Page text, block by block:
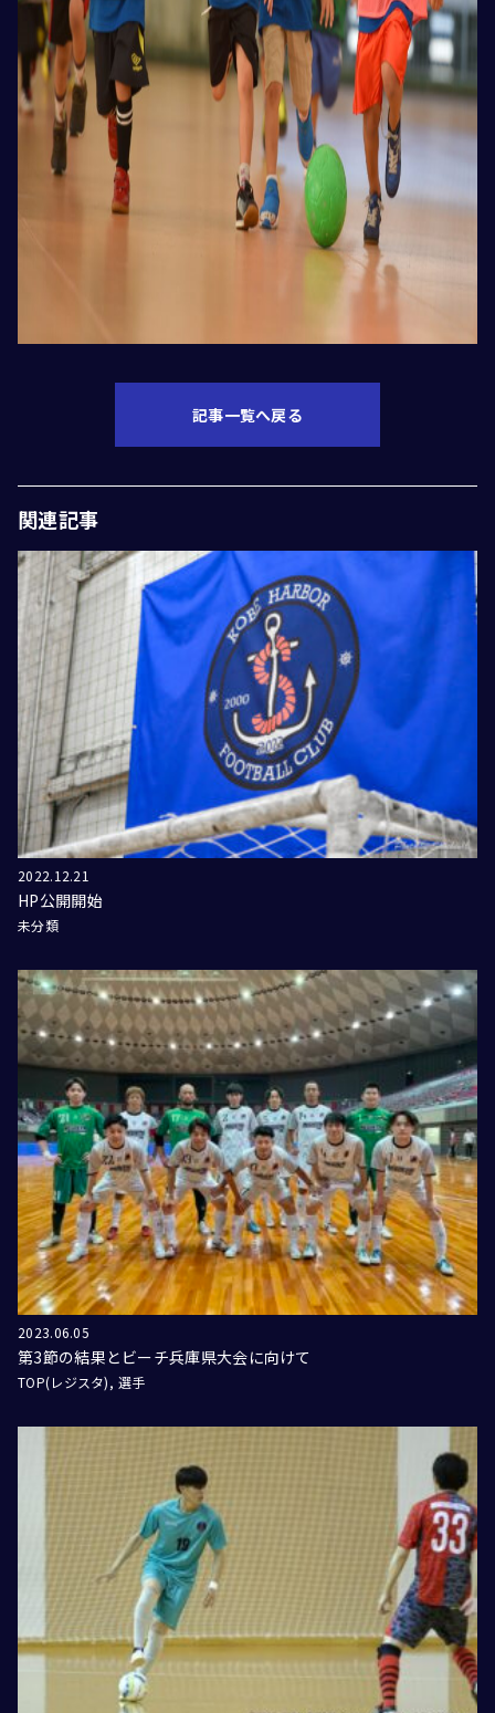
記事一覧へ戻る
関連記事
2022.12.21
HP公開開始
未分類
2023.06.05
第3節の結果とビーチ兵庫県大会に向けて
TOP(レジスタ) 選手